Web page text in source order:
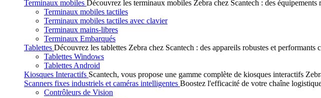
Terminaux mobiles Découvrez les terminaux mobiles Zebra chez Scantech : des
Terminaux mobiles tactiles
Terminaux mobiles tactiles avec clavier
Terminaux mains-libres
Terminaux Embarqués
Tablettes Découvrez les tablettes Zebra chez Scantech : des appareils robustes et
Tablettes Windows
Tablettes Android
Kiosques Interactifs Scantech, vous propose une gamme complète de kiosques interactifs
Scanners fixes industriels et caméras intelligentes Boostez l'efficacité de votre chaîne
Contrôleurs de Vision